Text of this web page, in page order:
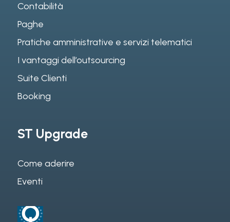
Contabilità
Paghe
Pratiche amministrative e servizi telematici
I vantaggi dell’outsourcing
Suite Clienti
Booking
ST Upgrade
Come aderire
Eventi